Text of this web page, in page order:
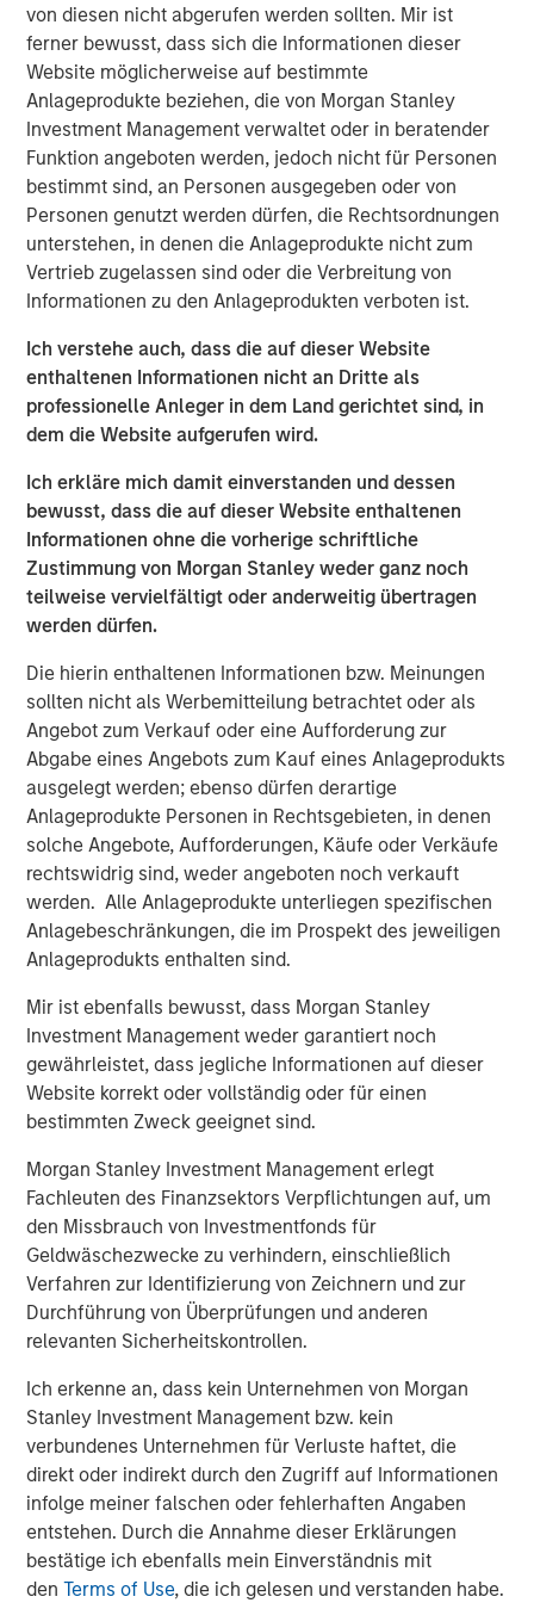
von diesen nicht abgerufen werden sollten. Mir ist
ferner bewusst, dass sich die Informationen dieser
Website möglicherweise auf bestimmte
Anlageprodukte beziehen, die von Morgan Stanley
Investment Management verwaltet oder in beratender
Funktion angeboten werden, jedoch nicht für Personen
bestimmt sind, an Personen ausgegeben oder von
Personen genutzt werden dürfen, die Rechtsordnungen
unterstehen, in denen die Anlageprodukte nicht zum
Vertrieb zugelassen sind oder die Verbreitung von
Informationen zu den Anlageprodukten verboten ist.
Ich verstehe auch, dass die auf dieser Website
enthaltenen Informationen nicht an Dritte als
professionelle Anleger in dem Land gerichtet sind, in
dem die Website aufgerufen wird.
Ich erkläre mich damit einverstanden und dessen
bewusst, dass die auf dieser Website enthaltenen
Informationen ohne die vorherige schriftliche
Zustimmung von Morgan Stanley weder ganz noch
teilweise vervielfältigt oder anderweitig übertragen
werden dürfen.
Die hierin enthaltenen Informationen bzw. Meinungen
sollten nicht als Werbemitteilung betrachtet oder als
Angebot zum Verkauf oder eine Aufforderung zur
Abgabe eines Angebots zum Kauf eines Anlageprodukts
ausgelegt werden; ebenso dürfen derartige
Anlageprodukte Personen in Rechtsgebieten, in denen
solche Angebote, Aufforderungen, Käufe oder Verkäufe
rechtswidrig sind, weder angeboten noch verkauft
werden. Alle Anlageprodukte unterliegen spezifischen
Anlagebeschränkungen, die im Prospekt des jeweiligen
Anlageprodukts enthalten sind.
Mir ist ebenfalls bewusst, dass Morgan Stanley
Investment Management weder garantiert noch
gewährleistet, dass jegliche Informationen auf dieser
Website korrekt oder vollständig oder für einen
bestimmten Zweck geeignet sind.
Morgan Stanley Investment Management erlegt
Fachleuten des Finanzsektors Verpflichtungen auf, um
den Missbrauch von Investmentfonds für
Geldwäschezwecke zu verhindern, einschließlich
Verfahren zur Identifizierung von Zeichnern und zur
Durchführung von Überprüfungen und anderen
relevanten Sicherheitskontrollen.
Ich erkenne an, dass kein Unternehmen von Morgan
Stanley Investment Management bzw. kein
verbundenes Unternehmen für Verluste haftet, die
direkt oder indirekt durch den Zugriff auf Informationen
infolge meiner falschen oder fehlerhaften Angaben
entstehen. Durch die Annahme dieser Erklärungen
bestätige ich ebenfalls mein Einverständnis mit
denTerms of Use, die ich gelesen und verstanden habe.
Impact, headquartered in Brighton, Michigan, was
founded by Chris Klebba in 2006 with the opening of its
first Planet Fitness club in the Greater Detroit market.
Since then, the Company has grown to include 29 clubs
across Michigan, Indiana, British Columbia, and Ontario.
Planet Fitness is one of the largest and fastest-growing
franchisors of fitness centers in the United States. As of
March 31, 2019, Planet Fitness had more than 13.6 million
members and 1,806 clubs in the 50 states, the District of
Columbia, Puerto Rico, Canada, the Dominican Republic,
Panama and Mexico. Planet Fitness’ mission is to
enhance people’s lives by providing a high-quality fitness
experience in a welcoming, non-intimidating
environment, called the Judgement Free Zone®.
In addition to operating top-performing locations in the
Planet Fitness system, Impact is dedicated to improving
communities in which it operates by providing high-
quality, affordable gym access to underserved
communities, partnering with local charitable
organizations, and hiring talent from the very cities and
towns the clubs serve. Impact achieved B-Corp eligibility
the Planet Fitness system.
Aaron Sack, Managing Director and Head of MSCP, said:
“We are excited to partner with Impact’s talented
management team to continue the Company’s impressive
growth. We have admired Planet Fitness and the
franchisee system, and Impact has differentiated itself
through its mission-driven culture. We are pleased to
support the Company as it expands and aims to bring its
offering to additional communities in need.”
Adam Willaeys, Chief Executive Officer of Impact Fitness,
said, “Impact Fitness is excited to continue its journey of
providing high-value, low-cost, judgement-free fitness for
everyone. Morgan Stanley Capital Partners is the ideal
match for not only growing our brand, but also the culture
and mission of Impact Fitness. Thank you to Bain Capital
for making this opportunity possible.”
“We have been pleased to partner with a mission-driven
management team as they've increased access to fitness
for hundreds of thousands of people who live in markets
that are underserved by other fitness providers,” said
Peter Spring, a Managing Director of Bain Capital Double
improving access to low-cost fitness and building a high-
performance, mission-aligned team culture, and we wish
Chris, Adam and the rest of the Impact Fitness team well
during this next phase of their growth.”
Debevoise & Plimpton served as legal advisor to MSCP.
Harris Williams served as financial advisor to Impact
Fitness and BCDI.